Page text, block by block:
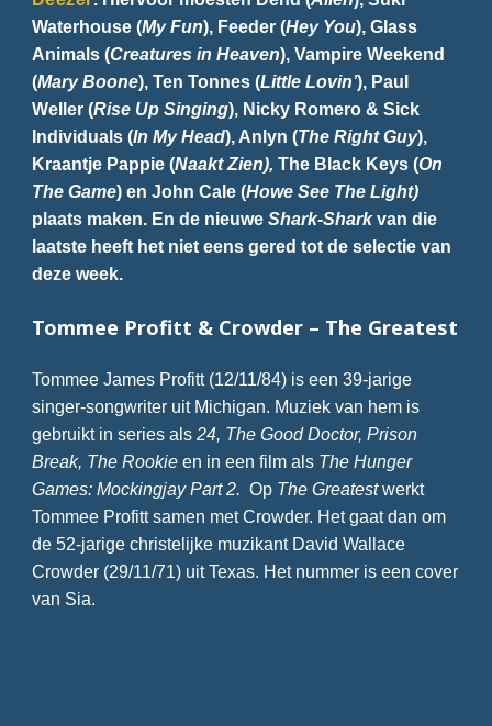
Waterhouse (My Fun), Feeder (Hey You), Glass
Animals (Creatures in Heaven), Vampire Weekend
(Mary Boone), Ten Tonnes (Little Lovin’), Paul
Weller (Rise Up Singing), Nicky Romero & Sick
Individuals (In My Head), Anlyn (The Right Guy),
Kraantje Pappie (Naakt Zien), The Black Keys (On
The Game) en John Cale (Howe See The Light)
plaats maken. En de nieuwe Shark-Sharkvan die
laatste heeft het niet eens gered tot de selectie van
deze week.
Tommee Profitt & Crowder – The Greatest
Tommee James Profitt (12/11/84) is een 39-jarige
singer-songwriter uit Michigan. Muziek van hem is
gebruikt in series als 24, The Good Doctor, Prison
Break, The Rookie en in een film als The Hunger
Games: Mockingjay Part 2. Op The Greatestwerkt
Tommee Profitt samen met Crowder. Het gaat dan om
de 52-jarige christelijke muzikant David Wallace
Crowder (29/11/71) uit Texas. Het nummer is een cover
van Sia.